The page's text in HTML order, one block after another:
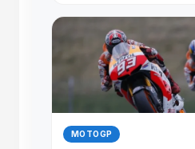
MOTOGP